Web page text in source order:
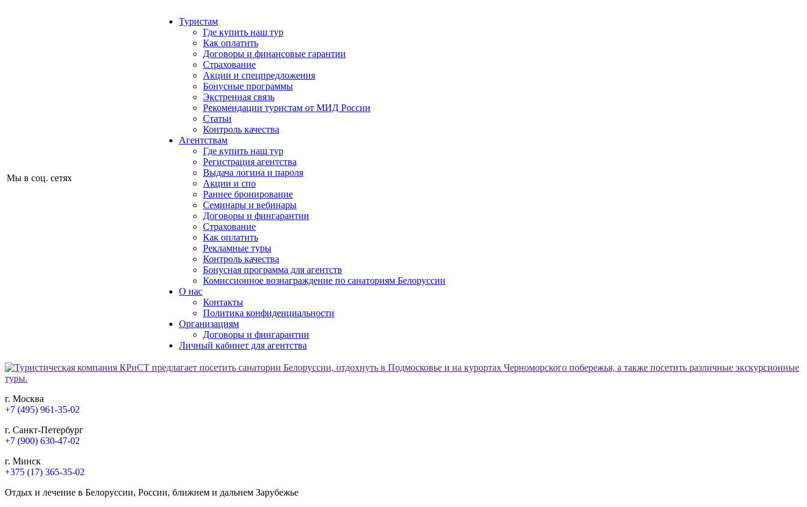
Мы в соц. сетях
Туристам
Где купить наш тур
Как оплатить
Договоры и финансовые гарантии
Страхование
Акции и спецпредложения
Бонусные программы
Экстренная связь
Рекомендации туристам от МИД России
Статьи
Контроль качества
Агентствам
Где купить наш тур
Регистрация агентства
Выдача логина и пароля
Акции и спо
Раннее бронирование
Семинары и вебинары
Договоры и фингарантии
Страхование
Как оплатить
Рекламные туры
Контроль качества
Бонусная программа для агентств
Комиссионное вознаграждение по санаториям Белоруссии
О нас
Контакты
Политика конфиденциальности
Организациям
Договоры и фингарантии
Личный кабинет для агентства
г. Москва
+7 (495) 961-35-02
г. Санкт-Петербург
+7 (900) 630-47-02
г. Минск
+375 (17) 365-35-02
Отдых и лечение в Белоруссии, России, ближнем и дальнем Зарубежье